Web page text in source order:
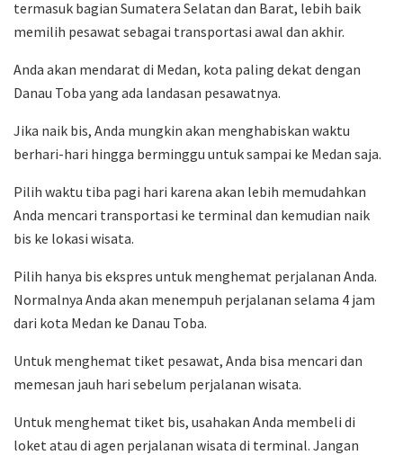
termasuk bagian Sumatera Selatan dan Barat, lebih baik
memilih pesawat sebagai transportasi awal dan akhir.
Anda akan mendarat di Medan, kota paling dekat dengan
Danau Toba yang ada landasan pesawatnya.
Jika naik bis, Anda mungkin akan menghabiskan waktu
berhari-hari hingga berminggu untuk sampai ke Medan saja.
Pilih waktu tiba pagi hari karena akan lebih memudahkan
Anda mencari transportasi ke terminal dan kemudian naik
bis ke lokasi wisata.
Pilih hanya bis ekspres untuk menghemat perjalanan Anda.
Normalnya Anda akan menempuh perjalanan selama 4 jam
dari kota Medan ke Danau Toba.
Untuk menghemat tiket pesawat, Anda bisa mencari dan
memesan jauh hari sebelum perjalanan wisata.
Untuk menghemat tiket bis, usahakan Anda membeli di
loket atau di agen perjalanan wisata di terminal. Jangan